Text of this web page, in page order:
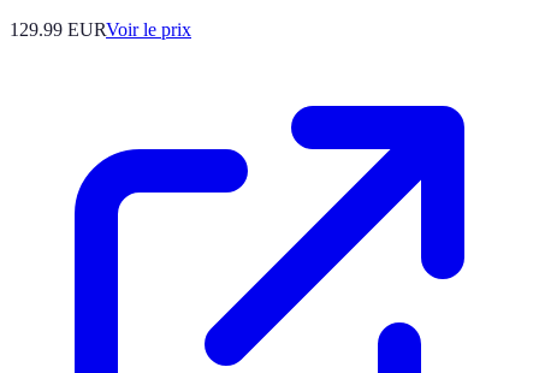
129.99 EURVoir le prix